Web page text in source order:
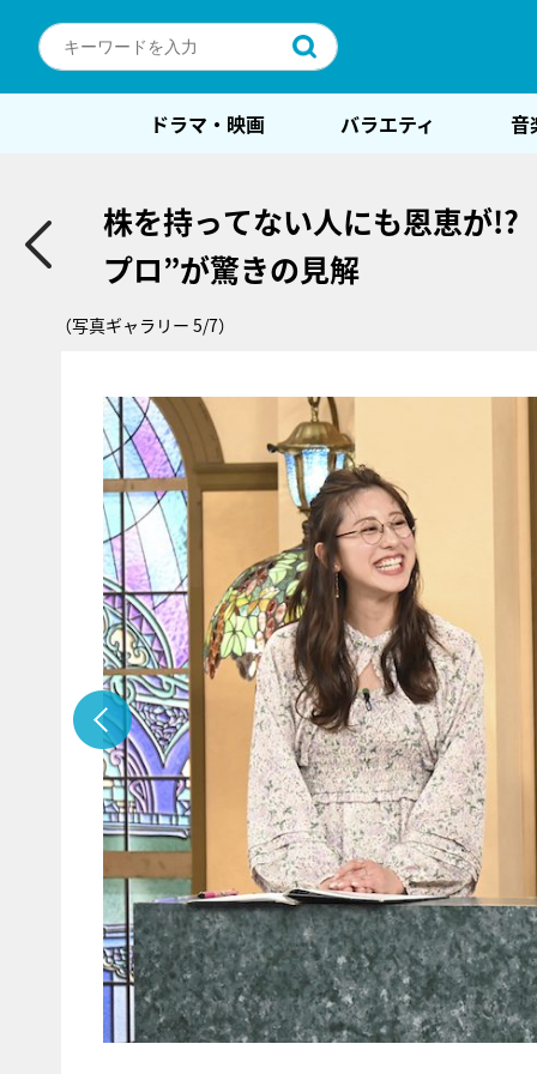
ドラマ・映画 バラエティ 音
株を持ってない人にも恩恵が
プロ”が驚きの見解
（写真ギャラリー 5/7）